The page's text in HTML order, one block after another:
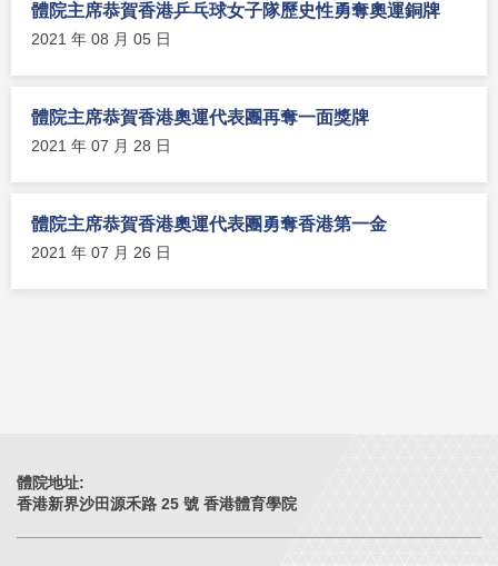
體院主席恭賀香港乒乓球女子隊歷史性勇奪奧運銅牌
2021 年 08 月 05 日
體院主席恭賀香港奧運代表團再奪一面獎牌
2021 年 07 月 28 日
體院主席恭賀香港奧運代表團勇奪香港第一金
2021 年 07 月 26 日
體院地址:
香港新界沙田源禾路 25 號 香港體育學院